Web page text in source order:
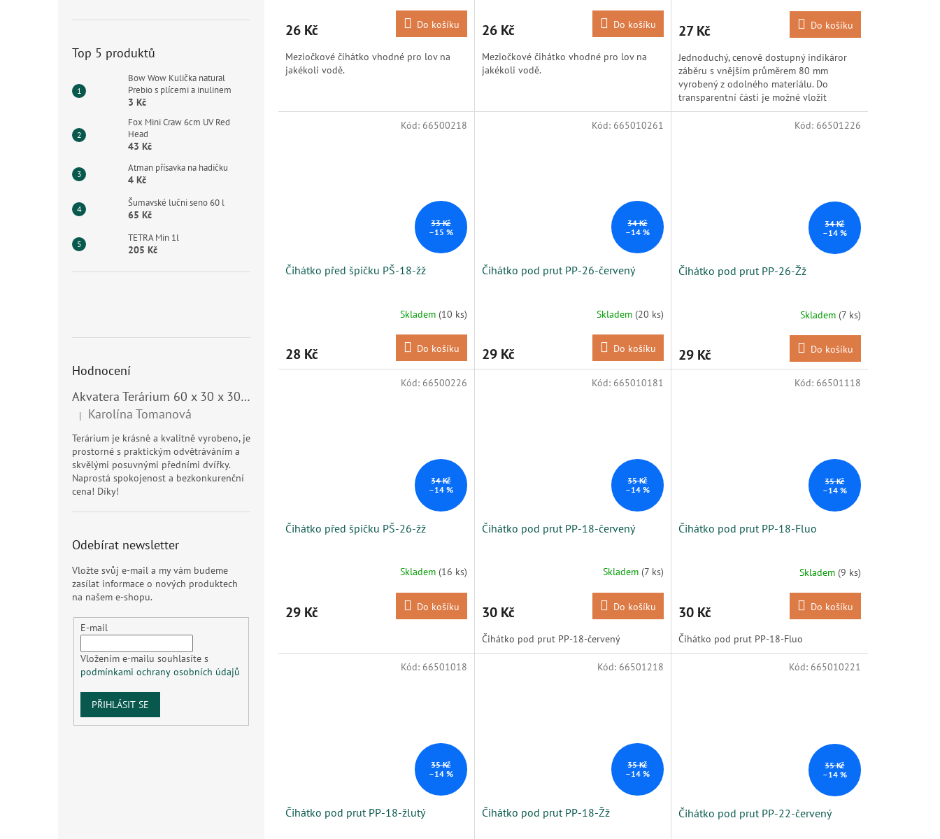
Top 5 produktů
Bow Wow Kulička natural
Prebio s plícemi a inulinem
3 Kč
Fox Mini Craw 6cm UV Red
Head
43 Kč
Atman přísavka na hadičku
4 Kč
Šumavské lučni seno 60 l
65 Kč
TETRA Min 1l
205 Kč
Hodnocení
Akvatera Terárium 60 x 30 x 30 cm, 54 litrů
Hodnocení produktu je 5 z 5 hvězdiček.
| Karolína Tomanová
Terárium je krásně a kvalitně vyrobeno, je
prostorné s praktickým odvětráváním a
skvělými posuvnými předními dvířky.
Naprostá spokojenost a bezkonkurenční
cena! Díky!
Odebírat newsletter
Vložte svůj e-mail a my vám budeme
zasílat informace o nových produktech
na našem e-shopu.
E-mail
Vložením e-mailu souhlasíte s
podmínkami ochrany osobních údajů
PŘIHLÁSIT SE
26 Kč Do košíku
Meziočkové čihátko vhodné pro lov na
jakékoli vodě.
26 Kč Do košíku
Meziočkové čihátko vhodné pro lov na
jakékoli vodě.
27 Kč Do košíku
Jednoduchý, cenově dostupný indikáror
záběru s vnějším průměrem 80 mm
vyrobený z odolného materiálu. Do
transparentní části je možné vložit
chemické světlo pro lepší viditelnost...
33 Kč
–15 %
Čihátko před špičku PŠ-18-žž
Skladem (10 ks)
28 Kč Do košíku
Kód: 66500218
34 Kč
–14 %
Čihátko pod prut PP-26-červený
Skladem (20 ks)
29 Kč Do košíku
Kód: 665010261
34 Kč
–14 %
Čihátko pod prut PP-26-Žž
Skladem (7 ks)
29 Kč Do košíku
Kód: 66501226
34 Kč
–14 %
Čihátko před špičku PŠ-26-žž
Skladem (16 ks)
29 Kč Do košíku
Kód: 66500226
35 Kč
–14 %
Čihátko pod prut PP-18-červený
Skladem (7 ks)
30 Kč Do košíku
Čihátko pod prut PP-18-červený
Kód: 665010181
35 Kč
–14 %
Čihátko pod prut PP-18-Fluo
Skladem (9 ks)
30 Kč Do košíku
Čihátko pod prut PP-18-Fluo
Kód: 66501118
35 Kč
–14 %
Čihátko pod prut PP-18-žlutý
Kód: 66501018
35 Kč
–14 %
Čihátko pod prut PP-18-Žž
Kód: 66501218
35 Kč
–14 %
Čihátko pod prut PP-22-červený
Kód: 665010221